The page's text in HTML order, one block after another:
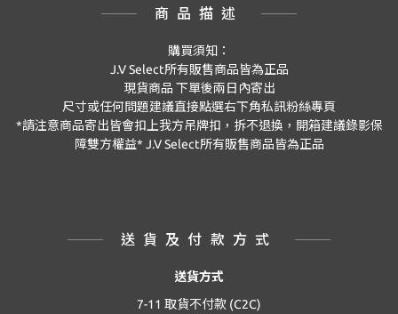
商品描述
購買須知：
J.V Select所有販售商品皆為正品
現貨商品 下單後兩日內寄出
尺寸或任何問題建議直接點選右下角私訊粉絲專頁
*請注意商品寄出皆會扣上我方吊牌扣，拆不退換，開箱建議錄影保
障雙方權益* J.V Select所有販售商品皆為正品
送貨及付款方式
送貨方式
7-11 取貨不付款 (C2C)